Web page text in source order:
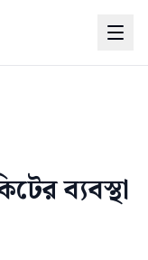
ব্যবস্থা